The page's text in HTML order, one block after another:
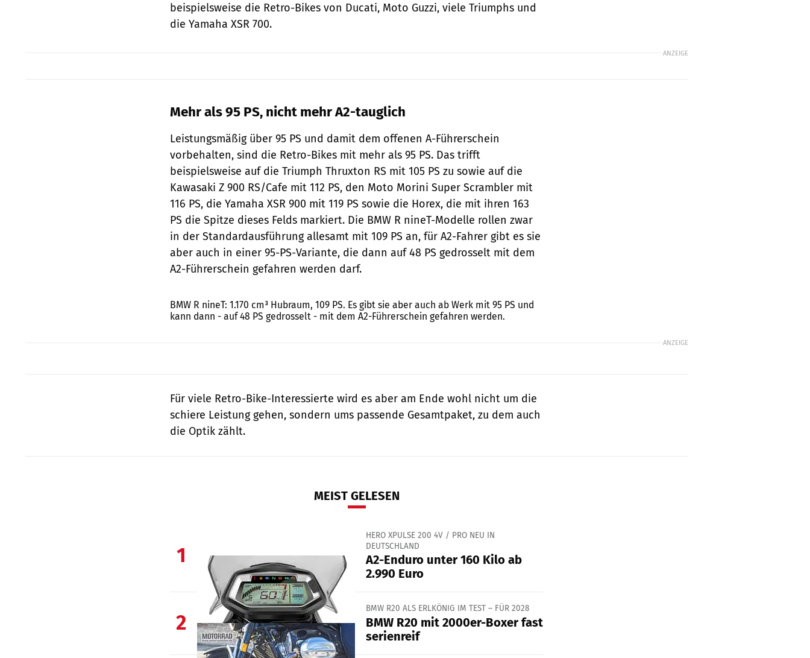
beispielsweise die Retro-Bikes von Ducati, Moto Guzzi, viele Triumphs und
die Yamaha XSR 700.
ANZEIGE
Mehr als 95 PS, nicht mehr A2-tauglich
Leistungsmäßig über 95 PS und damit dem offenen A-Führerschein
vorbehalten, sind die Retro-Bikes mit mehr als 95 PS. Das trifft
beispielsweise auf die Triumph Thruxton RS mit 105 PS zu sowie auf die
Kawasaki Z 900 RS/Cafe mit 112 PS, den Moto Morini Super Scrambler mit
116 PS, die Yamaha XSR 900 mit 119 PS sowie die Horex, die mit ihren 163
PS die Spitze dieses Felds markiert. Die BMW R nineT-Modelle rollen zwar
in der Standardausführung allesamt mit 109 PS an, für A2-Fahrer gibt es sie
aber auch in einer 95-PS-Variante, die dann auf 48 PS gedrosselt mit dem
A2-Führerschein gefahren werden darf.
BMW R nineT: 1.170 cm³ Hubraum, 109 PS. Es gibt sie aber auch ab Werk mit 95 PS und
kann dann - auf 48 PS gedrosselt - mit dem A2-Führerschein gefahren werden.
ANZEIGE
Für viele Retro-Bike-Interessierte wird es aber am Ende wohl nicht um die
schiere Leistung gehen, sondern ums passende Gesamtpaket, zu dem auch
die Optik zählt.
MEIST GELESEN
1
HERO XPULSE 200 4V / PRO NEU IN
DEUTSCHLAND
A2-Enduro unter 160 Kilo ab
2.990 Euro
2
BMW R20 ALS ERLKÖNIG IM TEST – FÜR 2028
BMW R20 mit 2000er-Boxer fast
serienreif